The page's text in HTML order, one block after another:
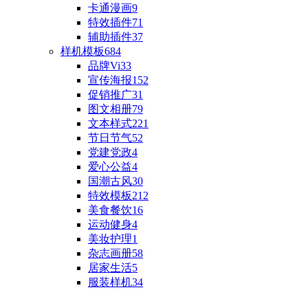
卡通漫画9
特效插件71
辅助插件37
样机模板684
品牌Vi33
宣传海报152
促销推广31
图文相册79
文本样式221
节日节气52
党建党政4
爱心公益4
国潮古风30
特效模板212
美食餐饮16
运动健身4
美妆护理1
杂志画册58
居家生活5
服装样机34